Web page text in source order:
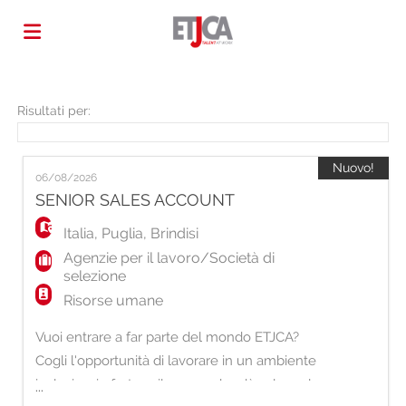
Offerte
lavoro
il
CV
Login
Lingua
Risultati per:
06/08/2026
SENIOR SALES ACCOUNT
Italia, Puglia, Brindisi
Agenzie per il lavoro/Società di
selezione
Risorse umane
Vuoi entrare a far parte del mondo ETJCA?
Cogli l'opportunità di lavorare in un ambiente
inclusivo, in forte sviluppo e che dà valore al
...
Nuovo!